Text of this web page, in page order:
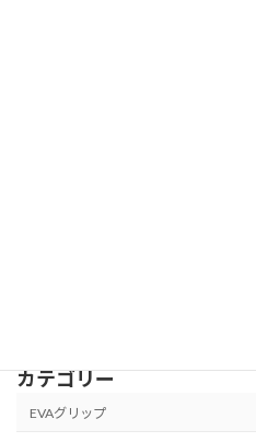
カテゴリー
EVAグリップ